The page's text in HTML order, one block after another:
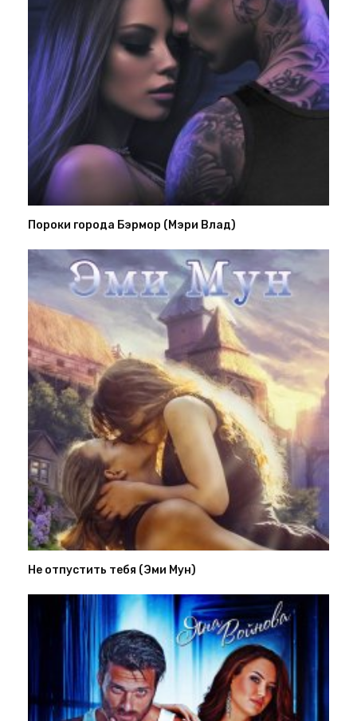
Пороки города Бэрмор (Мэри Влад)
Не отпустить тебя (Эми Мун)